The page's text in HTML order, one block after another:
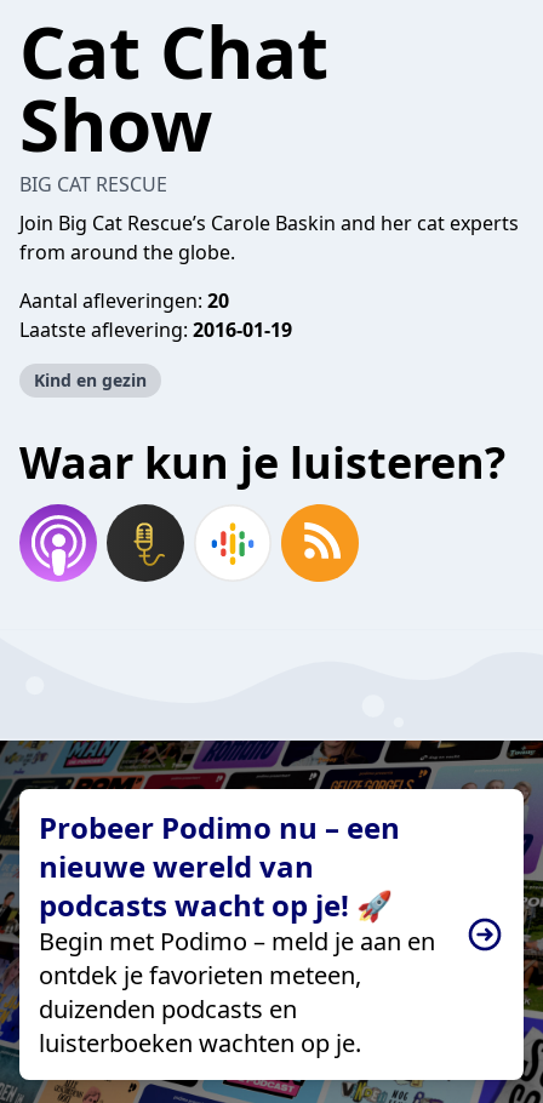
Cat Chat
Show
BIG CAT RESCUE
Join Big Cat Rescue’s Carole Baskin and her cat experts
from around the globe.
Aantal afleveringen: 20
Laatste aflevering: 2016-01-19
Kind en gezin
Waar kun je luisteren?
Probeer Podimo nu – een
nieuwe wereld van
podcasts wacht op je! 🚀
Begin met Podimo – meld je aan en
ontdek je favorieten meteen,
duizenden podcasts en
luisterboeken wachten op je.